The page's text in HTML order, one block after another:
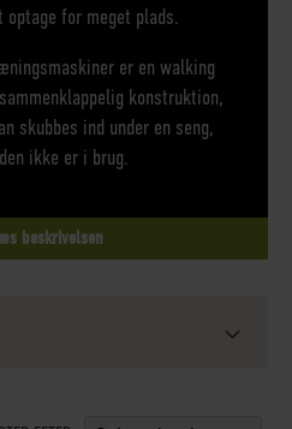
optage for meget plads.
er en walking
konstruktion,
skubbes ind under en seng,
ikke er i brug.
beskrivelsen